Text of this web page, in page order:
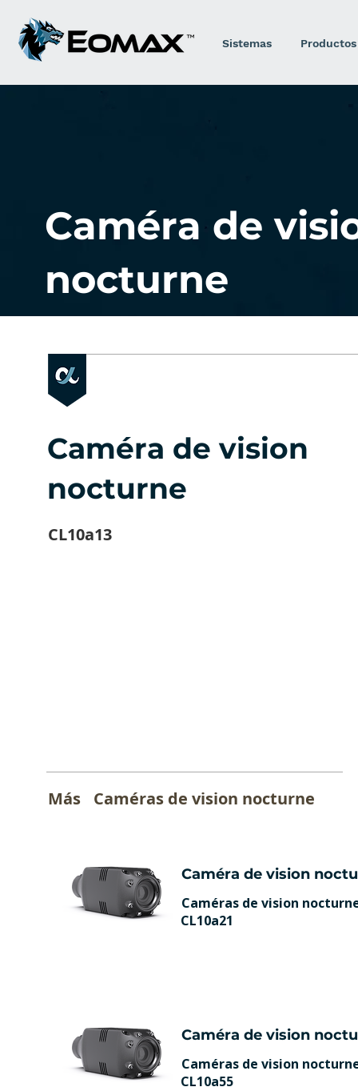
Sistemas Productos
Caméra de
nocturne
Caméra de vision
nocturne
CL10a13
Más Caméras de vision nocturne
Caméra de vision
Caméras de vision
CL10a21
Caméra de vision
Caméras de vision
CL10a55